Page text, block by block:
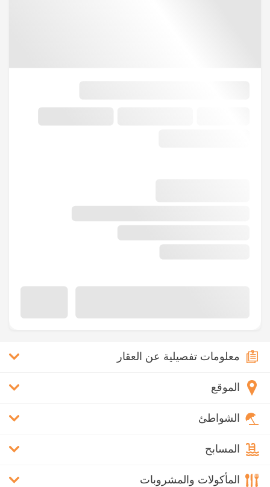
معلومات تفصيلية عن العقار
الموقع
الشواطئ
المسابح
المأكولات والمشروبات